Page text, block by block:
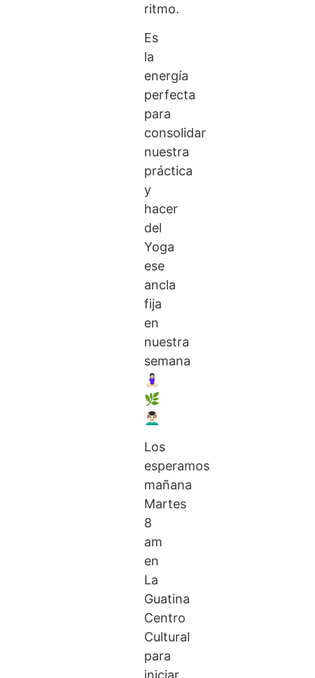
ritmo.
Es
la
energía
perfecta
para
consolidar
nuestra
práctica
y
hacer
del
Yoga
ese
ancla
fija
en
nuestra
semana
🧘🏻‍♀️
🌿
💆🏻‍♂️
Los
esperamos
mañana
Martes
8
am
en
La
Guatina
Centro
Cultural
para